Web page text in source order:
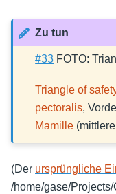
Zu tun
#33 FOTO:
Triangle of
pectoralis,
Mamille
(Der ursprüngliche
/home/gase/